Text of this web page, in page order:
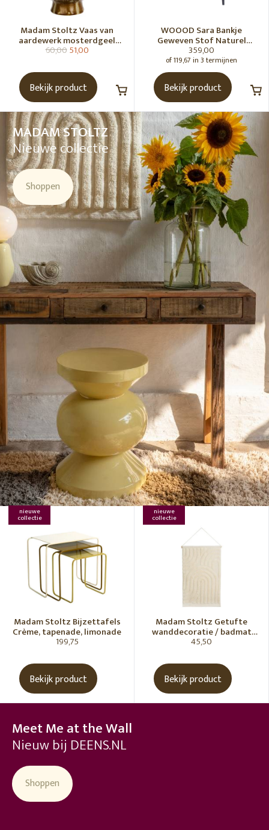
Madam Stoltz Vaas van
aardewerk mosterdgeel
naturel
60,0051,00
Bekijk product
WOOOD Sara Bankje
Geweven Stof Naturel
Melange [Fsc]
359,00
of 119,67 in 3 termijnen
Bekijk product
MADAM STOLTZ
Nieuwe collectie
Shoppen
nieuwe
collectie
Madam Stoltz Bijzettafels
Crème, tapenade, limonade
199,75
Bekijk product
nieuwe
collectie
Madam Stoltz Getufte
wanddecoratie / badmat
Vanille
45,50
Bekijk product
Meet Me at the Wall
Nieuw bij DEENS.NL
Shoppen